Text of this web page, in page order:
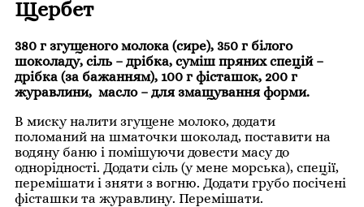
Щербет
380 г згущеного молока (сире), 350 г білого
шоколаду, сіль – дрібка, суміш пряних спецій –
дрібка (за бажанням), 100 г фісташок, 200 г
журавлини, масло – для змащування форми.
В миску налити згущене молоко, додати
поломаний на шматочки шоколад, поставити на
водяну баню і помішуючи довести масу до
однорідності. Додати сіль (у мене морська), спеції,
перемішати і зняти з вогню. Додати грубо посічені
фісташки та журавлину. Перемішати.